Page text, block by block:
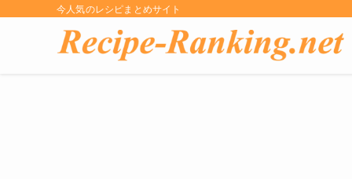
今人気のレシピまとめサイト